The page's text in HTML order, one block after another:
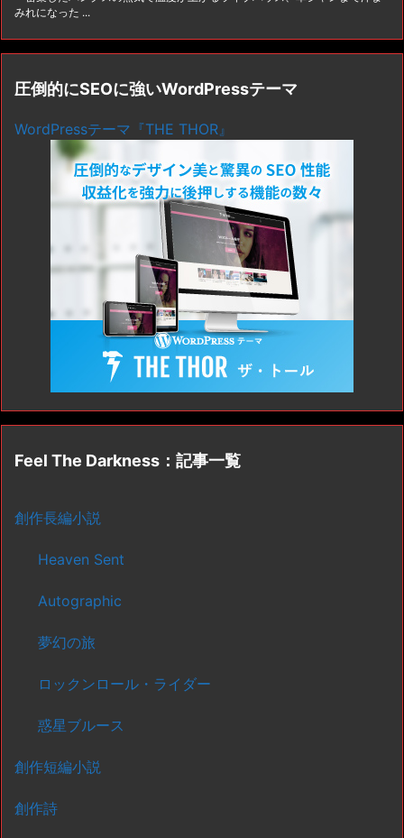
みれになった ...
圧倒的にSEOに強いWordPressテーマ
WordPressテーマ『THE THOR』
Feel The Darkness：記事一覧
創作長編小説
Heaven Sent
Autographic
夢幻の旅
ロックンロール・ライダー
惑星ブルース
創作短編小説
創作詩